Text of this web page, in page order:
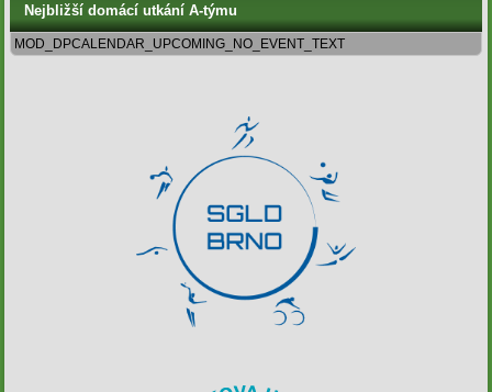
Nejbližší domácí utkání A-týmu
MOD_DPCALENDAR_UPCOMING_NO_EVENT_TEXT